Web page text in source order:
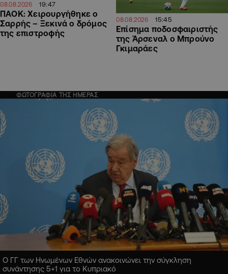
08.08.2026 19:47
ΠΑΟΚ: Χειρουργήθηκε ο
Σαρρής – Ξεκινά ο δρόμος
της επιστροφής
08.08.2026 15:45
Επίσημα ποδοσφαιριστής
της Άρσεναλ ο Μπρούνο
Γκιμαράες
ΦΩΤΟΓΡΑΦΙΑ ΤΗΣ ΗΜΕΡΑΣ
Ο ΓΓ των Ηνωμένων Εθνών ανακοινώνει την σύγκληση
συνάντησης 5+1 για το Κυπριακό